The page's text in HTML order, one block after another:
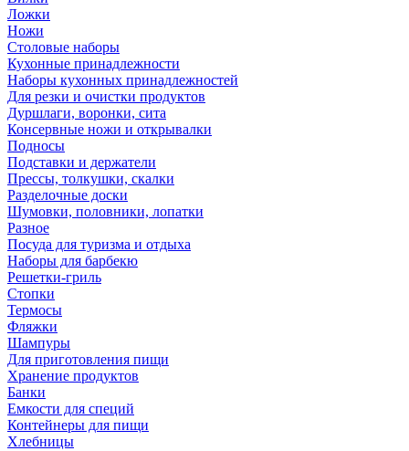
Ложки
Ножи
Столовые наборы
Кухонные принадлежности
Наборы кухонных принадлежностей
Для резки и очистки продуктов
Дуршлаги, воронки, сита
Консервные ножи и открывалки
Подносы
Подставки и держатели
Прессы, толкушки, скалки
Разделочные доски
Шумовки, половники, лопатки
Разное
Посуда для туризма и отдыха
Наборы для барбекю
Решетки-гриль
Стопки
Термосы
Фляжки
Шампуры
Для приготовления пищи
Хранение продуктов
Банки
Емкости для специй
Контейнеры для пищи
Хлебницы